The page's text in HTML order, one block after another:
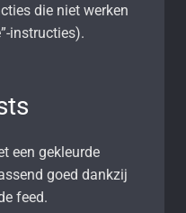
die niet werken
instructies).
een gekleurde
goed dankzij
feed.